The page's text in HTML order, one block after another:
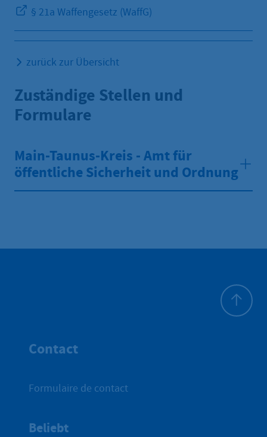
§ 21a Waffengesetz (WaffG)
zurück zur Übersicht
Zuständige Stellen und
Formulare
Main-Taunus-Kreis - Amt für
öffentliche Sicherheit und Ordnung
Contact
Formulaire de contact
Beliebt